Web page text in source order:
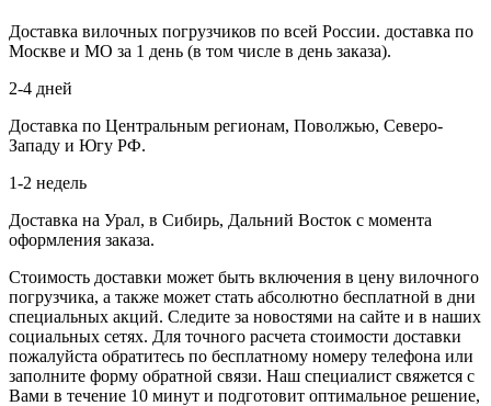
Доставка вилочных погрузчиков по всей России. доставка по
Москве и МО за 1 день (в том числе в день заказа).
2-4 дней
Доставка по Центральным регионам, Поволжью, Северо-
Западу и Югу РФ.
1-2 недель
Доставка на Урал, в Сибирь, Дальний Восток с момента
оформления заказа.
Стоимость доставки может быть включения в цену вилочного
погрузчика, а также может стать абсолютно бесплатной в дни
специальных акций. Следите за новостями на сайте и в наших
социальных сетях. Для точного расчета стоимости доставки
пожалуйста обратитесь по бесплатному номеру телефона или
заполните форму обратной связи. Наш специалист свяжется с
Вами в течение 10 минут и подготовит оптимальное решение,